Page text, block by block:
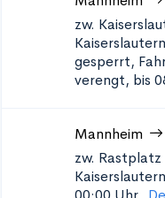
zw.
Kaiserslautern
gesperrt,
verengt, bis
Mannheim
zw.